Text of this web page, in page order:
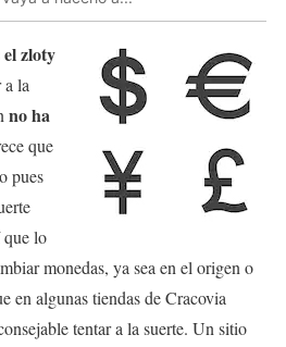
zloty
a la
no ha
que
pues
lo
monedas, ya sea en el origen o
en algunas tiendas de Cracovia
tentar a la suerte. Un sitio